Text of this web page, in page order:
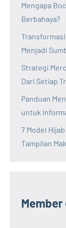
Mengapa
Berbahaya?
Menjadi
Strategi
Dari Setiap
Panduan
untuk
7 Model
Tampilan
Member